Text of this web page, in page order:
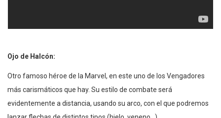
Ojo de Halcón:
Otro famoso héroe de la Marvel, en este uno de los Vengadores
más carismáticos que hay. Su estilo de combate será
evidentemente a distancia, usando su arco, con el que podremos